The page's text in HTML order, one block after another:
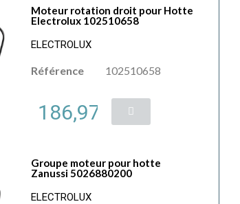
Moteur rotation droit pour Hotte
Electrolux 102510658
ELECTROLUX
Référence 102510658
186,97 €
Groupe moteur pour hotte
Zanussi 5026880200
ELECTROLUX